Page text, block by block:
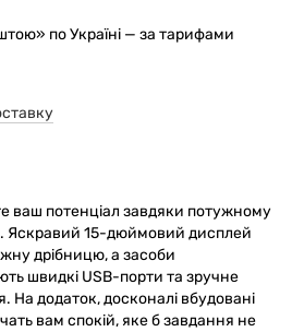
по Україні — за тарифами
ваш потенціал завдяки потужному
Яскравий 15-дюймовий дисплей
дрібницю, а засоби
швидкі USB-порти та зручне
На додаток, досконалі вбудовані
вам спокій, яке б завдання не